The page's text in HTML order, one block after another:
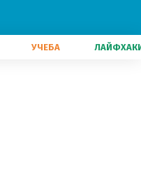
УЧЕБА